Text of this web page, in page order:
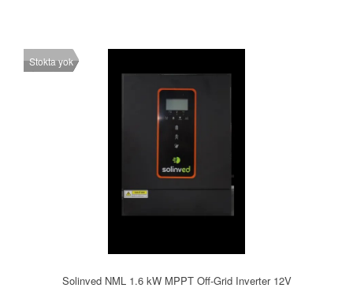
Solinved NML 1.6 kW MPPT Off-Grid Inverter 12V
Stokta yok